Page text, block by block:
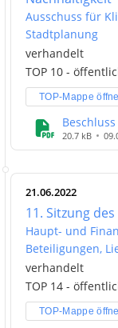
Ausschuss für
Stadtplanung
verhandelt
TOP 10 -
für
20.7 kB
21.06.2022
11. Sitzung
Haupt- und
Beteiligungen,
verhandelt
TOP 14 -